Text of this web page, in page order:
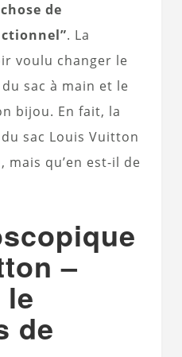
de
. La
voulu changer le
sac à main et le
bijou. En fait, la
sac Louis Vuitton
mais qu’en est-il de
–
de